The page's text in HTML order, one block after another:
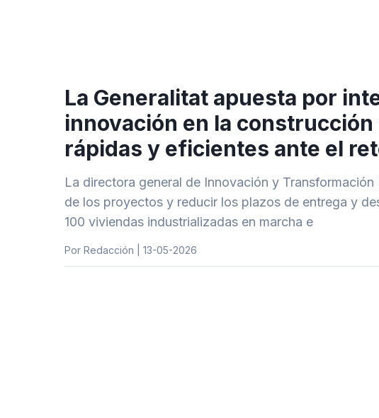
La Generalitat apuesta por
innovación en la
rápidas y eficientes ante el
La directora general de Innovación y
de los proyectos y reducir los plazos de entrega y
100 viviendas industrializadas en marcha e
Por Redacción | 13-05-2026